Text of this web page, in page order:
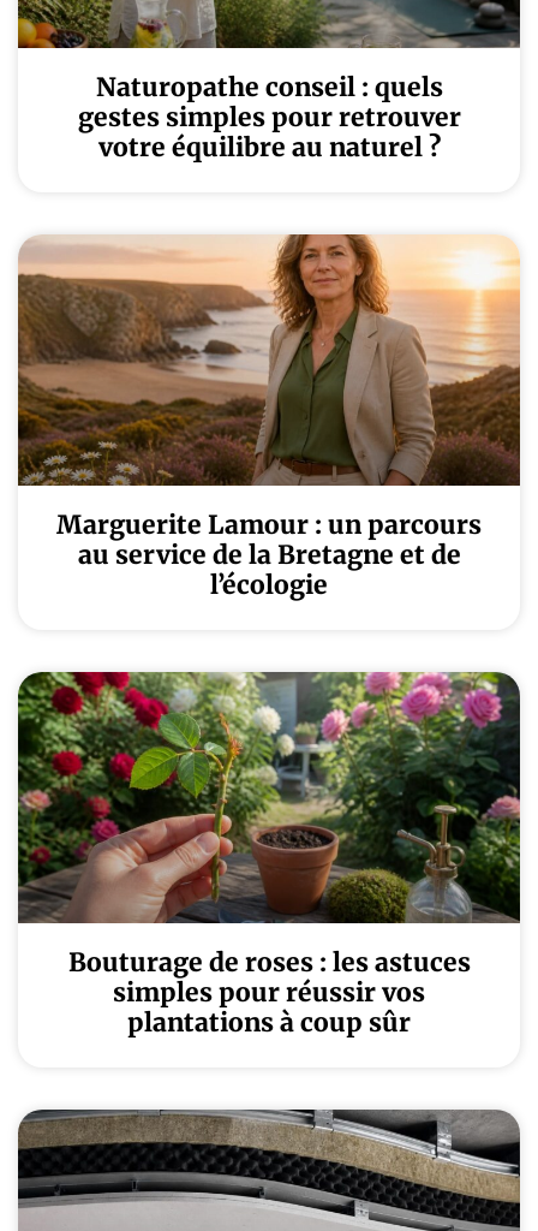
Naturopathe conseil : quels
gestes simples pour retrouver
votre équilibre au naturel ?
Marguerite Lamour : un parcours
au service de la Bretagne et de
l’écologie
Bouturage de roses : les astuces
simples pour réussir vos
plantations à coup sûr